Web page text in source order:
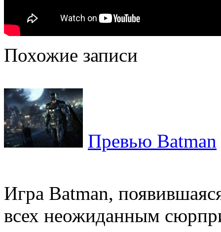
Похожие записи
Превью Batman
Игра Batman,
всех неожиданным